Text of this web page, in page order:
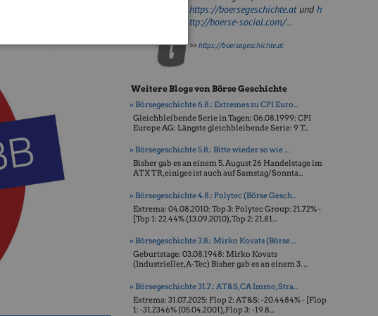
https://boersegeschichte.atundh
ttp://boerse-social.com/...
>>https://boersegeschichte.at
Weitere Blogs von Börse Geschichte
» Börsegeschichte 6.8.: Extremes zu CPI Euro...
Gleichbleibende Serie in Tagen: 06.08.1999: CPI
Europe AG: Längste gleichbleibende Serie: 9 T...
» Börsegeschichte 5.8.: Bitte wieder so wie ...
Bisher gab es an einem 5. August 26 Handelstage im
ATX TR, einiges ist auch auf Samstag/Sonnta...
» Börsegeschichte 4.8.: Polytec (Börse Gesch...
Extrema: 04.08.2010: Top 3: Polytec Group: 21.72% -
[Top 1: 22.44% (13.09.2010), Top 2: 21.81...
» Börsegeschichte 3.8.: Mirko Kovats (Börse ...
Geburtstage: 03.08.1948: Mirko Kovats
(Industrieller, A-Tec) Bisher gab es an einem 3. ...
» Börsegeschichte 31.7.: AT&S, CA Immo, Stra...
Extrema: 31.07.2025: Flop 2: AT&S: -20.4484% - [Flop
1: -31.2346% (05.04.2001), Flop 3: -19.8...